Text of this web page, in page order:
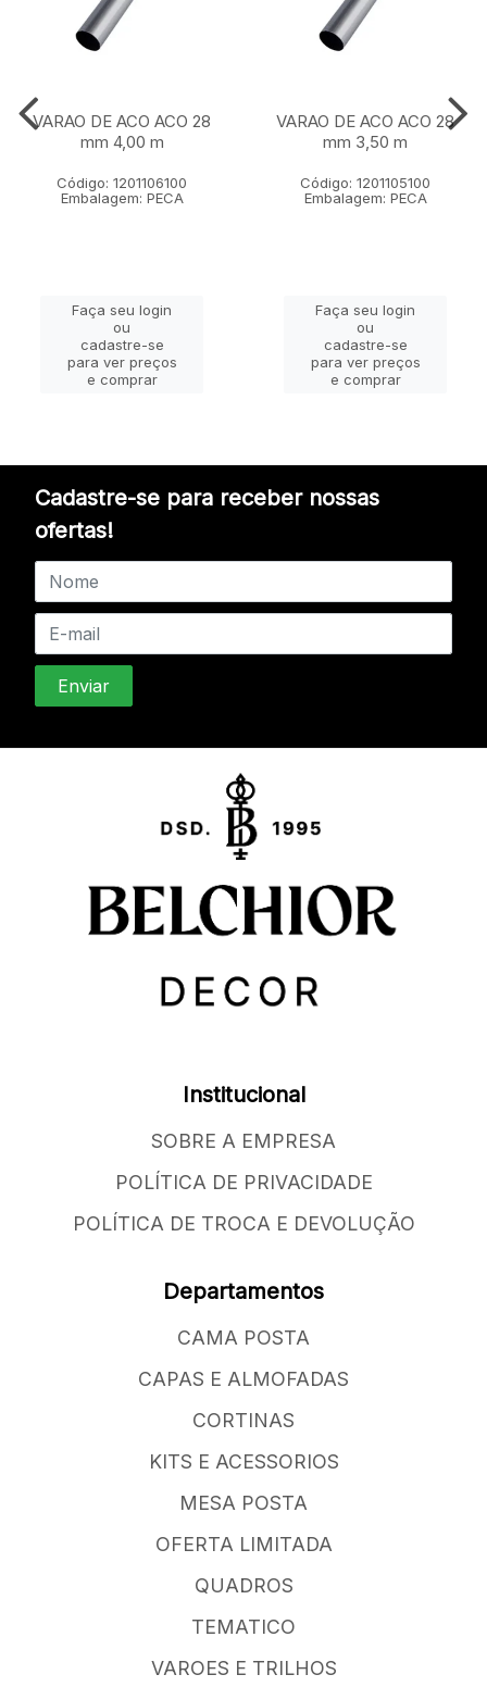
VARAO DE ACO ACO 28
mm 4,00 m
Código: 1201106100
Embalagem: PECA
Faça seu login
ou
cadastre-se
para ver preços
e comprar
VARAO DE ACO ACO 28
mm 3,50 m
Código: 1201105100
Embalagem: PECA
Faça seu login
ou
cadastre-se
para ver preços
e comprar
Cadastre-se para receber nossas
ofertas!
Institucional
SOBRE A EMPRESA
POLÍTICA DE PRIVACIDADE
POLÍTICA DE TROCA E DEVOLUÇÃO
Departamentos
CAMA POSTA
CAPAS E ALMOFADAS
CORTINAS
KITS E ACESSORIOS
MESA POSTA
OFERTA LIMITADA
QUADROS
TEMATICO
VAROES E TRILHOS